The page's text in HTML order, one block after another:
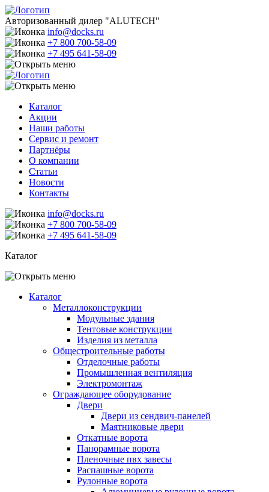
Авторизованный дилер "ALUTECH"
info@docks.ru
+7 800 700-58-09
+7 495 641-58-09
Каталог
Акции
Наши работы
Сервис и ремонт
Партнёры
О компании
Статьи
Новости
Контакты
info@docks.ru
+7 800 700-58-09
+7 495 641-58-09
Каталог
Каталог
Металлоконструкции
Модульные здания
Тентовые конструкции
Изделия из металла
Общестроительные работы
Отделочные работы
Промышленная вентиляция
Электромонтаж
Ограждающее оборудование
Двери
Двери из сендвич-панелей
Маятниковые двери
Откатные ворота
Панорамные ворота
Пленочные пвх завесы
Распашные ворота
Рулонные ворота